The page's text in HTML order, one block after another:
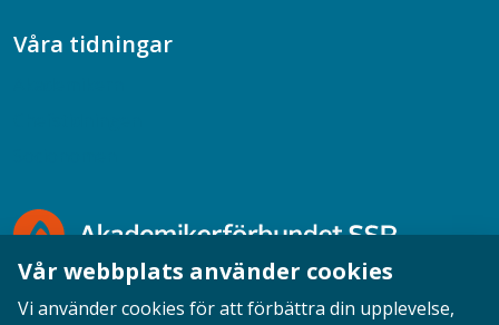
Våra tidningar
Vår webbplats använder cookies
Vi använder cookies för att förbättra din upplevelse,